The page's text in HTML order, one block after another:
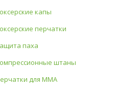
капы
перчатки
паха
штаны
для MMA